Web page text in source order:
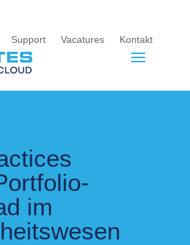
Support Vacatures Kontakt
im